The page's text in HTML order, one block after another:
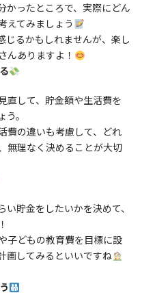
かったところで、実際にどん
えてみましょう
じるかもしれませんが、楽し
んありますよ！
直して、貯金額や生活費を
。
費の違いも考慮して、どれ
無理なく決めることが大切
貯金をしたいかを決めて、
子どもの教育費を目標に設
画してみるといいですね